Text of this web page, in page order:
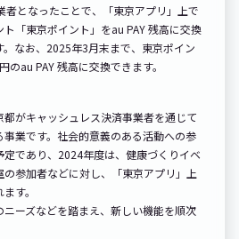
者となったことで、「東京アプリ」上で
「東京ポイント」をau PAY 残高に交換
なお、2025年3月末まで、東京ポイン
のau PAY 残高に交換できます。
都がキャッシュレス決済事業者を通じて
業です。社会的意義のある活動への参
であり、2024年度は、健康づくりイベ
参加者などに対し、「東京アプリ」上
す。
ーズなどを踏まえ、新しい機能を順次